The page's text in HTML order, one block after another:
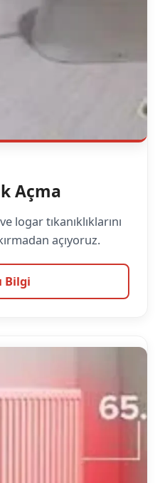
Açma
logar tıkanıklıklarını
açıyoruz.
Bilgi